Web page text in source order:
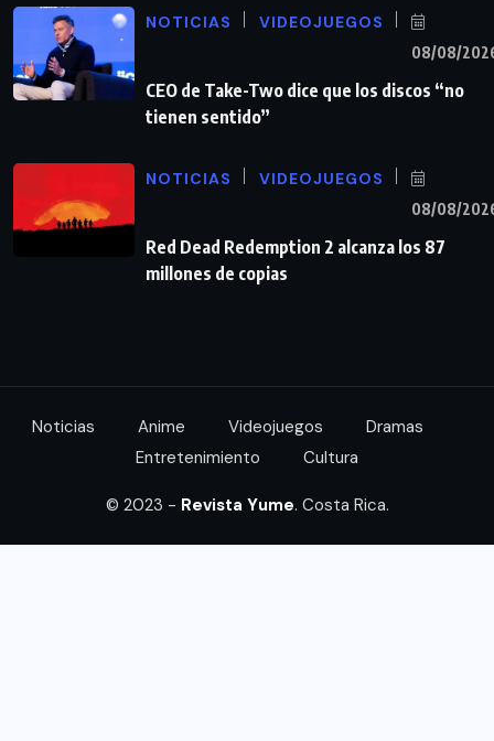
NOTICIAS VIDEOJUEGOS
08/08/
CEO de Take-Two dice que los discos “no
tienen sentido”
NOTICIAS VIDEOJUEGOS
08/08/
Red Dead Redemption 2 alcanza los 87
millones de copias
Noticias Anime Videojuegos
Dramas
Entretenimiento
Cultura
© 2023 - Revista Yume. Costa Rica.